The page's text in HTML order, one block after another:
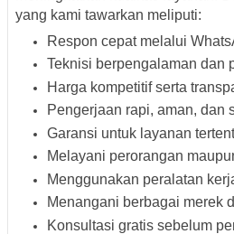
yang kami tawarkan meliputi:
Respon cepat melalui
Teknisi berpengalaman dan
Harga kompetitif serta
Pengerjaan rapi, aman, dan
Garansi untuk layanan
Melayani perorangan
Menggunakan peralatan
Menangani berbagai merek
Konsultasi gratis sebelum